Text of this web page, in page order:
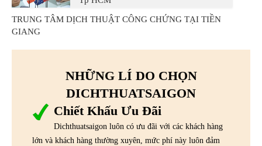
TRUNG TÂM DỊCH THUẬT CÔNG CHỨNG TẠI TIỀN
GIANG
NHỮNG LÍ DO CHỌN
DICHTHUATSAIGON
Chiết Khấu Ưu Đãi
Dichthuatsaigon luôn có ưu đãi với các khách hàng
lớn và khách hàng thường xuyên, mức phí này luôn đảm